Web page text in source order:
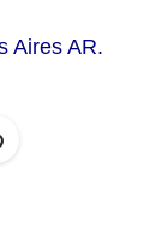
Aires AR.